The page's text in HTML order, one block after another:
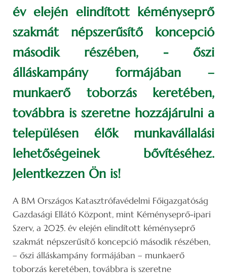
év elején elindított kéményseprő
szakmát népszerűsítő koncepció
második részében, - őszi
álláskampány formájában –
munkaerő toborzás keretében,
továbbra is szeretne hozzájárulni a
településen élők munkavállalási
lehetőségeinek bővítéséhez.
Jelentkezzen Ön is!
A BM Országos Katasztrófavédelmi Főigazgatóság
Gazdasági Ellátó Központ, mint Kéményseprő-ipari
Szerv, a 2025. év elején elindított kéményseprő
szakmát népszerűsítő koncepció második részében,
– őszi álláskampány formájában – munkaerő
toborzás keretében, továbbra is szeretne